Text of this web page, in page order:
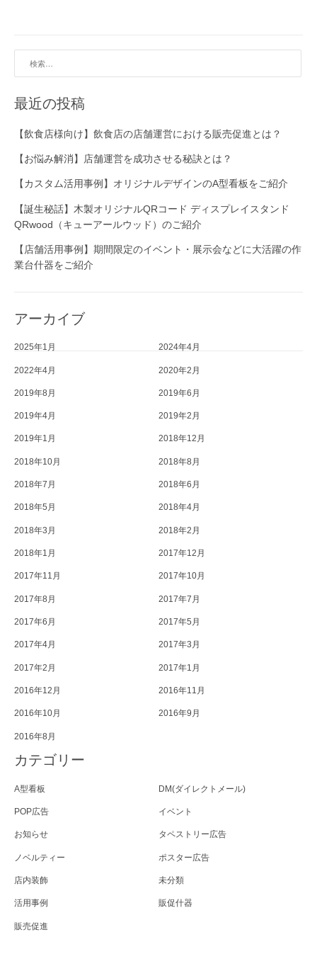
用
促
イ
テ
が
満
載
で
す
！
最近の投稿
【飲食店様向け】飲食店の店舗運営における販売促進とは？
【お悩み解消】店舗運営を成功させる秘訣とは？
【カスタム活用事例】オリジナルデザインのA型看板をご紹介
【誕生秘話】木製オリジナルQRコード ディスプレイスタンド
QRwood（キューアールウッド）のご紹介
【店舗活用事例】期間限定のイベント・展示会などに大活躍の作
業台什器をご紹介
アーカイブ
2025年1月 2024年4月
2022年4月 2020年2月
2019年8月 2019年6月
2019年4月 2019年2月
2019年1月 2018年12月
2018年10月 2018年8月
2018年7月 2018年6月
2018年5月 2018年4月
2018年3月 2018年2月
2018年1月 2017年12月
2017年11月 2017年10月
2017年8月 2017年7月
2017年6月 2017年5月
2017年4月 2017年3月
2017年2月 2017年1月
2016年12月 2016年11月
2016年10月 2016年9月
2016年8月
カテゴリー
A型看板 DM(ダイレクトメール)
POP広告 イベント
お知らせ タペストリー広告
ノベルティー ポスター広告
店内装飾 未分類
活用事例 販促什器
販売促進